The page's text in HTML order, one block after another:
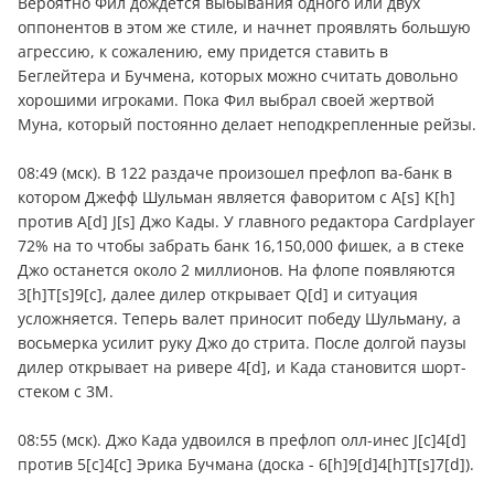
оппонентов в этом же стиле, и начнет проявлять большую
агрессию, к сожалению, ему придется ставить в
Беглейтера и Бучмена, которых можно считать довольно
хорошими игроками. Пока Фил выбрал своей жертвой
Муна, который постоянно делает неподкрепленные рейзы.
08:49 (мск). В 122 раздаче произошел префлоп ва-банк в
котором Джефф Шульман является фаворитом с A[s] K[h]
против A[d] J[s] Джо Кады. У главного редактора Сardplayer
72% на то чтобы забрать банк 16,150,000 фишек, а в стеке
Джо останется около 2 миллионов. На флопе появляются
3[h]T[s]9[c], далее дилер открывает Q[d] и ситуация
усложняется. Теперь валет приносит победу Шульману, а
восьмерка усилит руку Джо до стрита. После долгой паузы
дилер открывает на ривере 4[d], и Када становится шорт-
стеком с 3М.
08:55 (мск). Джо Када удвоился в префлоп олл-инес J[c]4[d]
против 5[c]4[c] Эрика Бучмана (доска - 6[h]9[d]4[h]T[s]7[d]).